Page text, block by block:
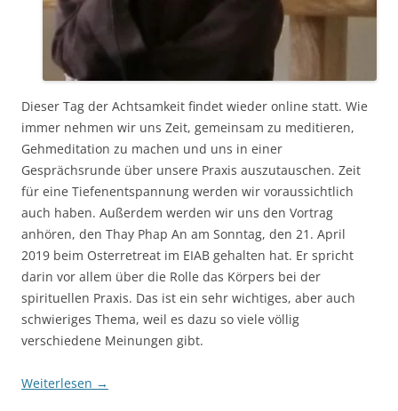
Dieser Tag der Achtsamkeit findet wieder online statt. Wie
immer nehmen wir uns Zeit, gemeinsam zu meditieren,
Gehmeditation zu machen und uns in einer
Gesprächsrunde über unsere Praxis auszutauschen. Zeit
für eine Tiefenentspannung werden wir voraussichtlich
auch haben. Außerdem werden wir uns den Vortrag
anhören, den Thay Phap An am Sonntag, den 21. April
2019 beim Osterretreat im EIAB gehalten hat. Er spricht
darin vor allem über die Rolle das Körpers bei der
spirituellen Praxis. Das ist ein sehr wichtiges, aber auch
schwieriges Thema, weil es dazu so viele völlig
verschiedene Meinungen gibt.
Weiterlesen →